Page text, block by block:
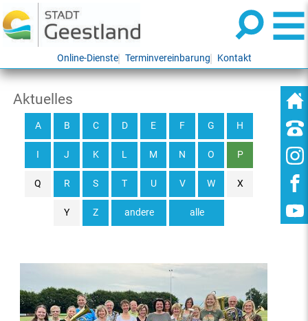
Online-Dienste Terminvereinbarung Kontakt
Aktuelles
alle
A B C D E F G H
I J K L M N O P
Q R S T U V W X
Y Z andere